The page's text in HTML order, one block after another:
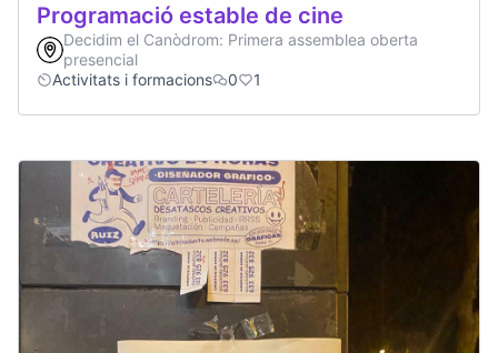
Programació estable de cine
Decidim el Canòdrom: Primera assemblea oberta
presencial
Activitats i formacions
0 1